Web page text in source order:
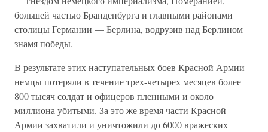
большей частью Бранденбурга и главными районами
столицы Германии — Берлина, водрузив над Берлином
знамя победы.
В результате этих наступательных боев Красной Армии
немцы потеряли в течение трех-четырех месяцев более
800 тысяч солдат и офицеров пленными и около
миллиона убитыми. За это же время части Красной
Армии захватили и уничтожили до 6000 вражеских